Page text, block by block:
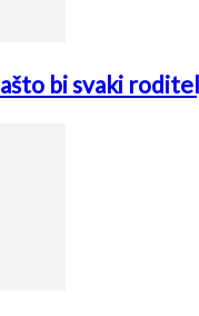
bi svaki